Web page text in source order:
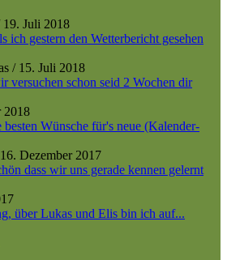
19. Juli 2018
ich gestern den Wetterbericht gesehen
/ 15. Juli 2018
versuchen schon seid 2 Wochen dir
2018
besten Wünsche für's neue (Kalender-
16. Dezember 2017
dass wir uns gerade kennen gelernt
über Lukas und Elis bin ich auf...